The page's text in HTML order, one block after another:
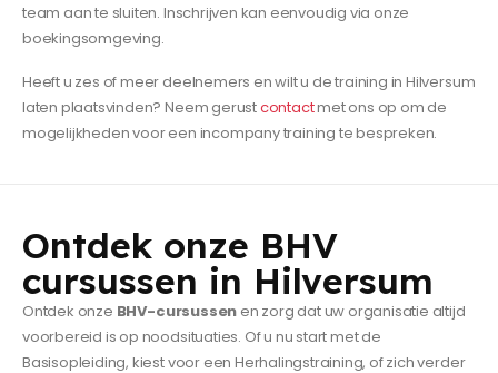
team aan te sluiten. Inschrijven kan eenvoudig via onze
boekingsomgeving.
Heeft u zes of meer deelnemers en wilt u de training in Hilversum
laten plaatsvinden? Neem gerustcontactmet ons op om de
mogelijkheden voor een incompany training te bespreken.
Ontdek onze BHV
cursussen in Hilversum
Ontdek onze BHV-cursussen en zorg dat uw organisatie altijd
voorbereid is op noodsituaties. Of u nu start met de
Basisopleiding, kiest voor een Herhalingstraining, of zich verder